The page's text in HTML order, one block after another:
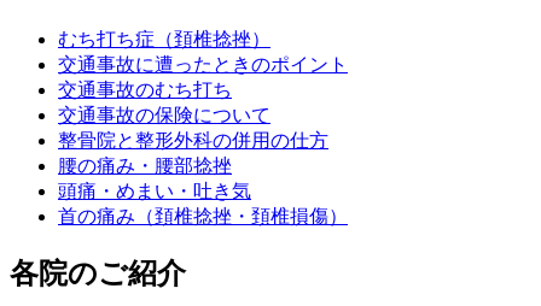
むち打ち症（頚椎捻挫）
交通事故に遭ったときのポイント
交通事故のむち打ち
交通事故の保険について
整骨院と整形外科の併用の仕方
腰の痛み・腰部捻挫
頭痛・めまい・吐き気
首の痛み（頚椎捻挫・頚椎損傷）
各院のご紹介